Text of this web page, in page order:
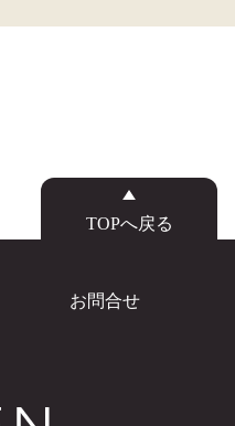
TOPへ戻る
お問合せ